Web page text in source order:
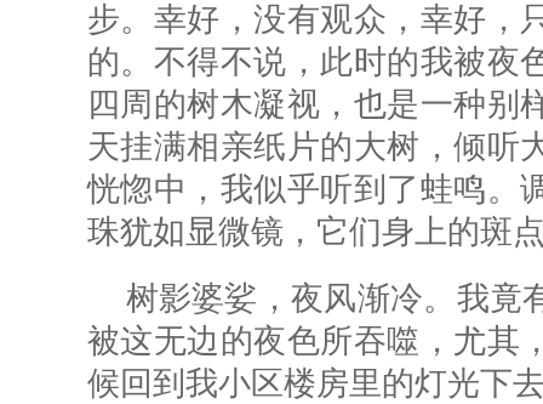
步。幸好，没有观众，幸好，
的。不得不说，此时的我被夜
四周的树木凝视，也是一种别
天挂满相亲纸片的大树，倾听
恍惚中，我似乎听到了蛙鸣。
珠犹如显微镜，它们身上的斑
树影婆娑，夜风渐冷。我竟
被这无边的夜色所吞噬，尤其
候回到我小区楼房里的灯光下